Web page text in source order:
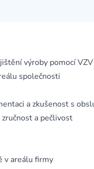
výroby pomocí
společnosti
a zkušenost s
a pečlivost
v areálu firmy